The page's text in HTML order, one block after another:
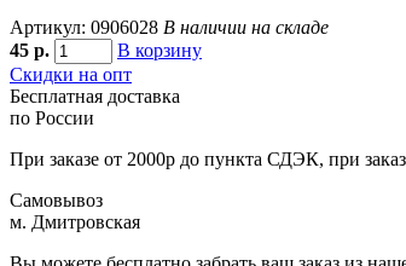
Артикул: 0906028 В наличии на складе
45 р.
В корзину
Скидки на опт
Бесплатная доставка
по России
При заказе от 2000р до пункта СДЭК, при
Самовывоз
м. Дмитровская